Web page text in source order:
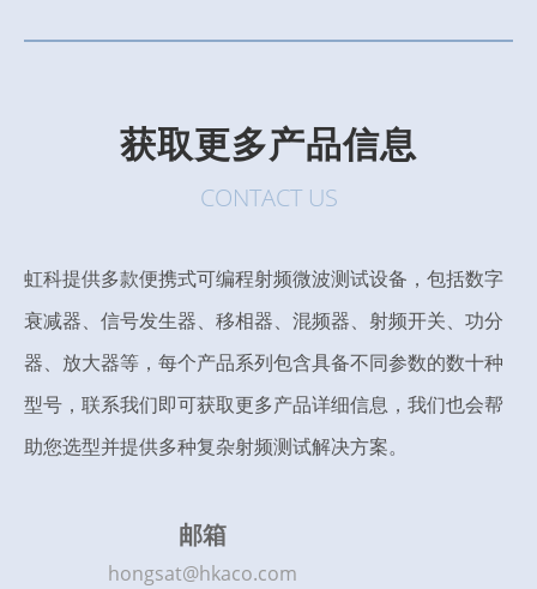
获取更多产品信息
CONTACT US
虹科提供多款便携式可编程射频微波测试设备，包括数字
衰减器、信号发生器、移相器、混频器、射频开关、功分
器、放大器等，每个产品系列包含具备不同参数的数十种
型号，联系我们即可获取更多产品详细信息，我们也会帮
助您选型并提供多种复杂射频测试解决方案。
邮箱
hongsat@hkaco.com